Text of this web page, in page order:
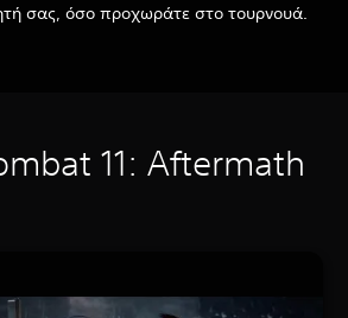
σας, όσο προχωράτε στο τουρνουά.
11: Aftermath